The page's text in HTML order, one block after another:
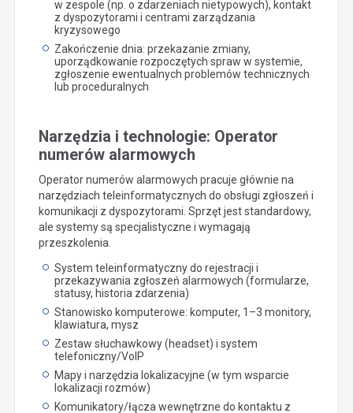
w zespole (np. o zdarzeniach nietypowych), kontakt
z dyspozytorami i centrami zarządzania
kryzysowego
Zakończenie dnia: przekazanie zmiany,
uporządkowanie rozpoczętych spraw w systemie,
zgłoszenie ewentualnych problemów technicznych
lub proceduralnych
Narzędzia i technologie: Operator
numerów alarmowych
Operator numerów alarmowych pracuje głównie na
narzędziach teleinformatycznych do obsługi zgłoszeń i
komunikacji z dyspozytorami. Sprzęt jest standardowy,
ale systemy są specjalistyczne i wymagają
przeszkolenia.
System teleinformatyczny do rejestracji i
przekazywania zgłoszeń alarmowych (formularze,
statusy, historia zdarzenia)
Stanowisko komputerowe: komputer, 1–3 monitory,
klawiatura, mysz
Zestaw słuchawkowy (headset) i system
telefoniczny/VoIP
Mapy i narzędzia lokalizacyjne (w tym wsparcie
lokalizacji rozmów)
Komunikatory/łącza wewnętrzne do kontaktu z